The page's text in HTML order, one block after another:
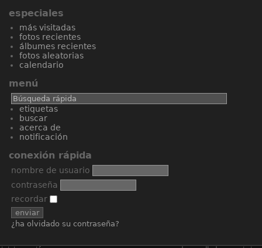
especiales
más visitadas
fotos recientes
álbumes recientes
fotos aleatorias
calendario
menú
etiquetas
buscar
acerca de
notificación
conexión rápida
nombre de usuario
contraseña
recordar
¿ha olvidado su contraseña?